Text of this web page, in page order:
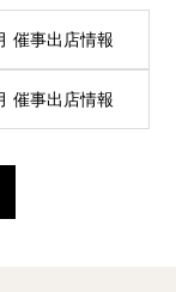
催事出店情報
催事出店情報